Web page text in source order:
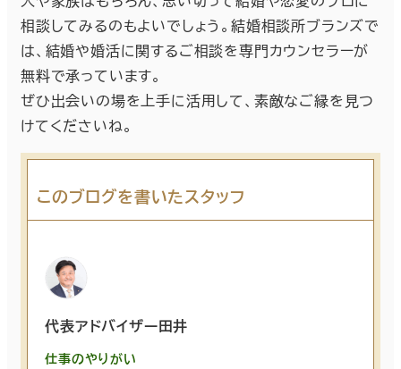
相談してみるのもよいでしょう。結婚相談所ブランズで
は、結婚や婚活に関するご相談を専門カウンセラーが
無料で承っています。
ぜひ出会いの場を上手に活用して、素敵なご縁を見つ
けてくださいね。
このブログを書いたスタッフ
代表アドバイザー田井
仕事のやりがい